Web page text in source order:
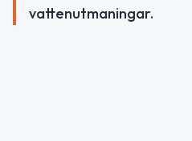
vattenutmaningar.